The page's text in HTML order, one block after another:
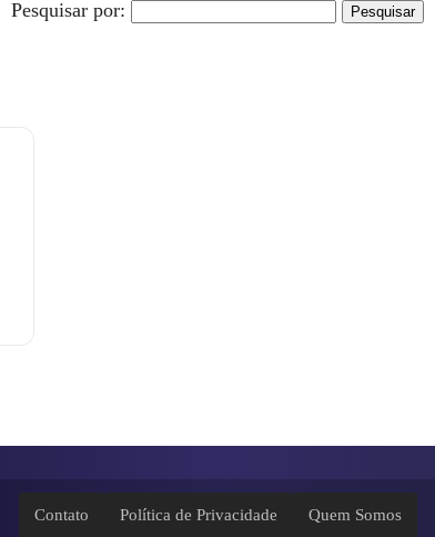
Pesquisar por:
Contato Política de Privacidade Quem Somos